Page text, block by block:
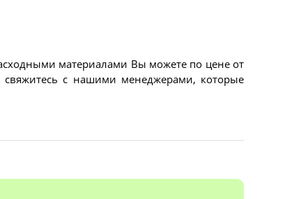
материалами Вы можете по цене от
свяжитесь с нашими менеджерами, которые